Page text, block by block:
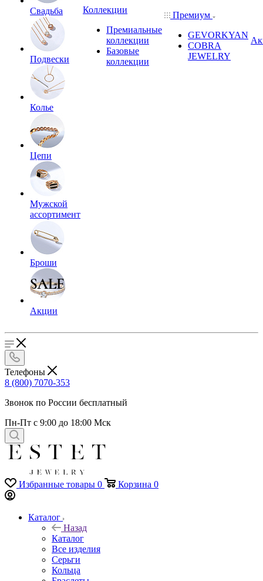
Свадьба
Подвески
Колье
Цепи
Мужской
ассортимент
Броши
Акции
Коллекции
Премиальные
коллекции
Базовые
коллекции
Премиум
GEVORKYAN
COBRA
JEWELRY
Телефоны
8 (800) 7070-353
Звонок по России бесплатный
Пн-Пт с 9:00 до 18:00 Мск
Избранные товары 0 Корзина 0
Каталог
Назад
Каталог
Все изделия
Серьги
Кольца